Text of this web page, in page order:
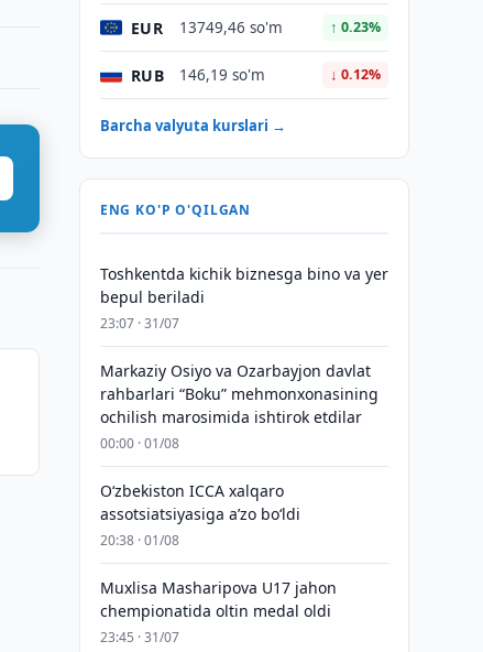
EUR 13749,46 so'm ↑ 0.23%
RUB 146,19 so'm ↓ 0.12%
Barcha valyuta kurslari →
ENG KO'P O'QILGAN
Toshkentda kichik biznesga bino va yer
bepul beriladi
23:07 · 31/07
Markaziy Osiyo va Ozarbayjon davlat
rahbarlari “Boku” mehmonxonasining
ochilish marosimida ishtirok etdilar
00:00 · 01/08
O‘zbekiston ICCA xalqaro
assotsiatsiyasiga aʼzo bo‘ldi
20:38 · 01/08
Muxlisa Masharipova U17 jahon
chempionatida oltin medal oldi
23:45 · 31/07